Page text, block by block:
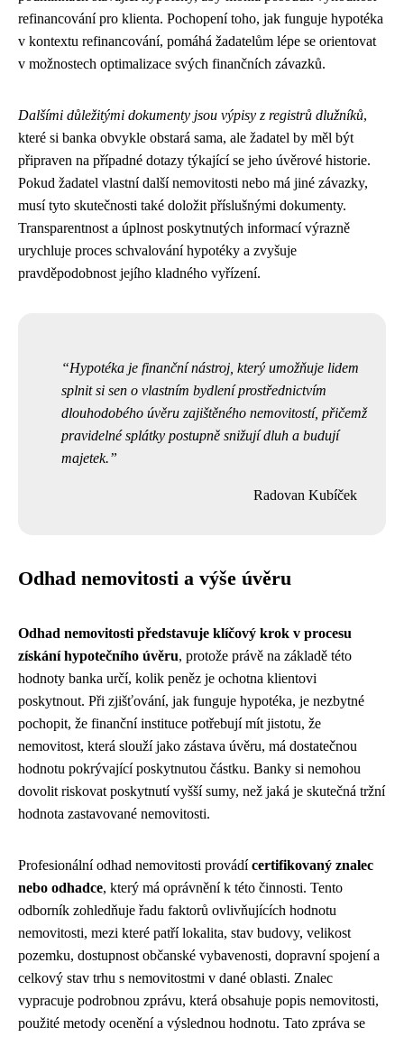
refinancování pro klienta. Pochopení toho, jak funguje hypotéka
v kontextu refinancování, pomáhá žadatelům lépe se orientovat
v možnostech optimalizace svých finančních závazků.
Dalšími důležitými dokumenty jsou výpisy z registrů dlužníků,
které si banka obvykle obstará sama, ale žadatel by měl být
připraven na případné dotazy týkající se jeho úvěrové historie.
Pokud žadatel vlastní další nemovitosti nebo má jiné závazky,
musí tyto skutečnosti také doložit příslušnými dokumenty.
Transparentnost a úplnost poskytnutých informací výrazně
urychluje proces schvalování hypotéky a zvyšuje
pravděpodobnost jejího kladného vyřízení.
Hypotéka je finanční nástroj, který umožňuje lidem
splnit si sen o vlastním bydlení prostřednictvím
dlouhodobého úvěru zajištěného nemovitostí, přičemž
pravidelné splátky postupně snižují dluh a budují
majetek.
Radovan Kubíček
Odhad nemovitosti a výše úvěru
Odhad nemovitosti představuje klíčový krok v procesu
získání hypotečního úvěru, protože právě na základě této
hodnoty banka určí, kolik peněz je ochotna klientovi
poskytnout. Při zjišťování, jak funguje hypotéka, je nezbytné
pochopit, že finanční instituce potřebují mít jistotu, že
nemovitost, která slouží jako zástava úvěru, má dostatečnou
hodnotu pokrývající poskytnutou částku. Banky si nemohou
dovolit riskovat poskytnutí vyšší sumy, než jaká je skutečná tržní
hodnota zastavované nemovitosti.
Profesionální odhad nemovitosti provádí certifikovaný znalec
nebo odhadce, který má oprávnění k této činnosti. Tento
odborník zohledňuje řadu faktorů ovlivňujících hodnotu
nemovitosti, mezi které patří lokalita, stav budovy, velikost
pozemku, dostupnost občanské vybavenosti, dopravní spojení a
celkový stav trhu s nemovitostmi v dané oblasti. Znalec
vypracuje podrobnou zprávu, která obsahuje popis nemovitosti,
použité metody ocenění a výslednou hodnotu. Tato zpráva se